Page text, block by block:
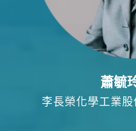
蕭毓
李長榮化學工業